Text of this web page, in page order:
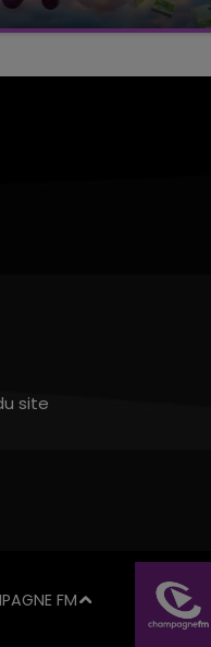
Famille Champagne
FM
site